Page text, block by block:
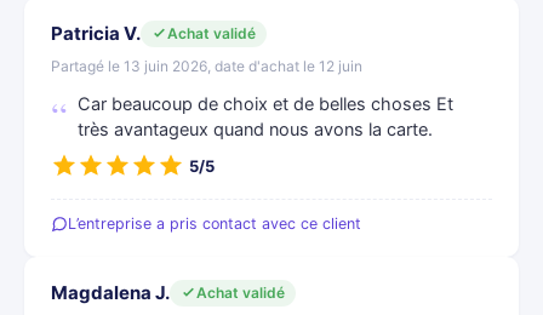
Patricia V.
Achat validé
Partagé le 13 juin 2026, date d'achat le 12 juin
Car beaucoup de choix et de belles choses Et
très avantageux quand nous avons la carte.
5/5
L’entreprise a pris contact avec ce client
Magdalena J.
Achat validé